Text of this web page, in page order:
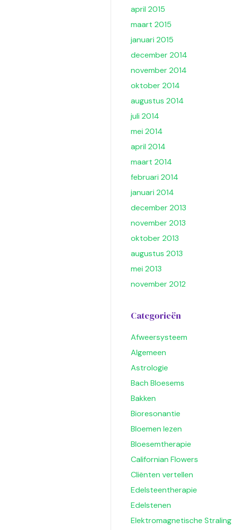
april 2015
maart 2015
januari 2015
december 2014
november 2014
oktober 2014
augustus 2014
juli 2014
mei 2014
april 2014
maart 2014
februari 2014
januari 2014
december 2013
november 2013
oktober 2013
augustus 2013
mei 2013
november 2012
Categorieën
Afweersysteem
Algemeen
Astrologie
Bach Bloesems
Bakken
Bioresonantie
Bloemen lezen
Bloesemtherapie
Californian Flowers
Cliënten vertellen
Edelsteentherapie
Edelstenen
Elektromagnetische Straling